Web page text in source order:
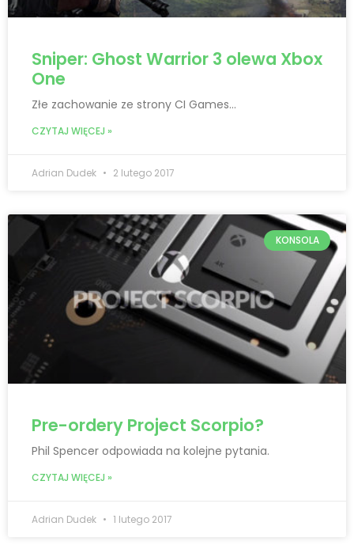
Sniper: Ghost Warrior 3 olewa Xbox
One
Złe zachowanie ze strony CI Games…
CZYTAJ WIĘCEJ »
Adrian Dudek 2 lutego 2017
KONSOLA
Pre-ordery Project Scorpio?
Phil Spencer odpowiada na kolejne pytania.
CZYTAJ WIĘCEJ »
Adrian Dudek 1 lutego 2017